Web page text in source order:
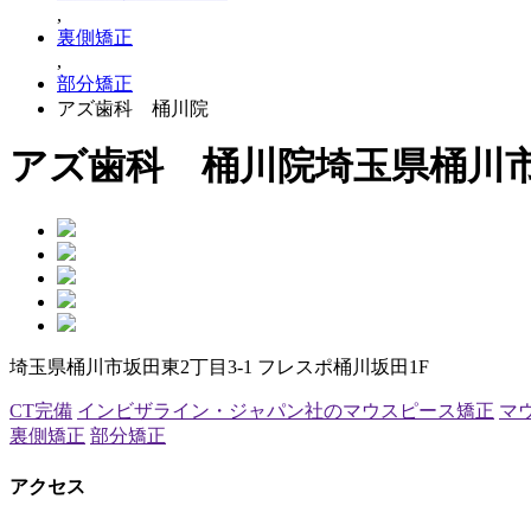
,
裏側矯正
,
部分矯正
アズ歯科 桶川院
アズ歯科 桶川院埼玉県桶川
埼玉県桶川市坂田東2丁目3-1 フレスポ桶川坂田1F
CT完備 インビザライン・ジャパン社のマウスピース矯正 マ
裏側矯正 部分矯正
アクセス